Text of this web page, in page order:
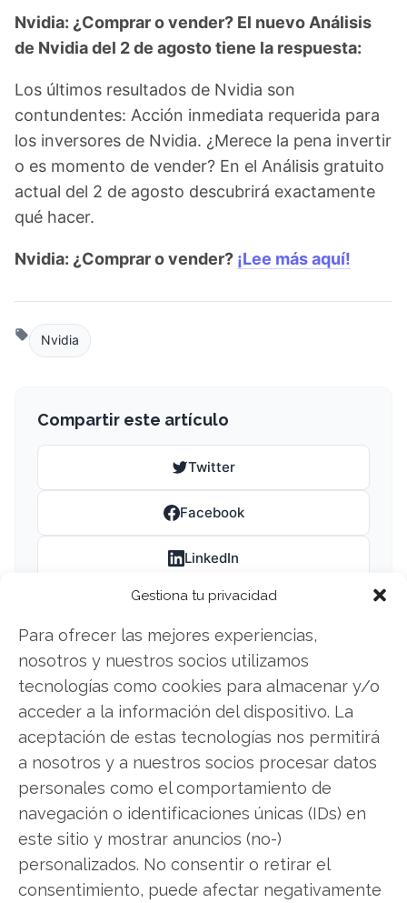
Gestiona tu privacidad
Para ofrecer las mejores experiencias,
nosotros y nuestros socios utilizamos
tecnologías como cookies para almacenar y/o
acceder a la información del dispositivo. La
aceptación de estas tecnologías nos permitirá
a nosotros y a nuestros socios procesar datos
personales como el comportamiento de
navegación o identificaciones únicas (IDs) en
este sitio y mostrar anuncios (no-)
personalizados. No consentir o retirar el
consentimiento, puede afectar negativamente
Nvidia: ¿Comprar o vender? El nuevo Análisis
de Nvidia del 2 de agosto tiene la respuesta:
Los últimos resultados de Nvidia son
contundentes: Acción inmediata requerida para
los inversores de Nvidia. ¿Merece la pena invertir
o es momento de vender? En el Análisis gratuito
actual del 2 de agosto descubrirá exactamente
qué hacer.
Nvidia: ¿Comprar o vender? ¡Lee más aquí!
Nvidia
Compartir este artículo
Twitter
Facebook
LinkedIn
Copiar enlace
SOBRE EL AUTOR
Laura Fernández Silva
Analista tecnológica enfocada en innovación digital,
comercio electrónico y aplicaciones móviles.
Colaboradora habitual en medios especializados
del sector tech.